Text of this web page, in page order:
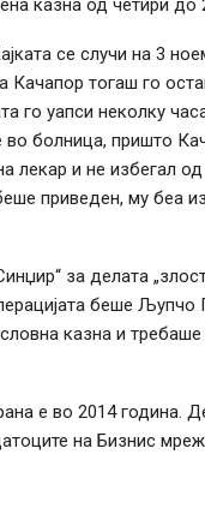
се случи на 3
Качапор тогаш го
го уапси неколку
во болница, пришто
лекар и не избегал
приведен, му беа
за делата
беше
казна и
е во 2014 година.
на Бизнис